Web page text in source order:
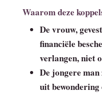
Waarom deze
De vrouw,
financiële
verlangen, niet
De jongere
uit